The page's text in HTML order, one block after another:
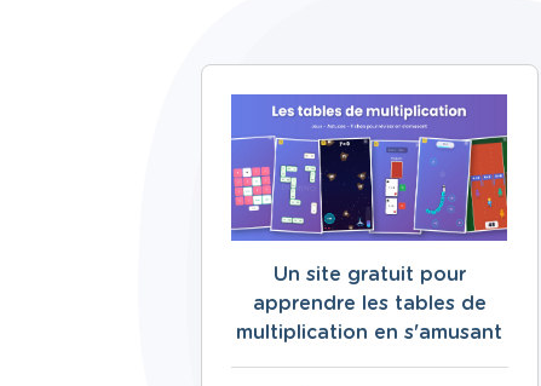
Un site gratuit pour
apprendre les tables de
multiplication en s'amusant